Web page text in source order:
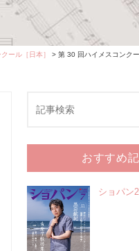
ール［日本］ > 第 30 回ハイメスコンク
おすすめ
ショパン